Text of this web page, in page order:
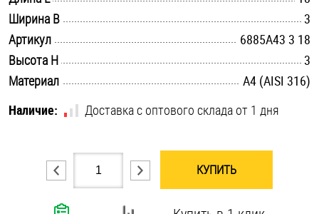
Стопорные кольца
Такелаж
Хомуты
Шайбы
Шпильки
Шплинты
Ширина B
3
Артикул
6885A43 3 18
Высота H
3
Материал
A4 (AISI 316)
Наличие:
Доставка с оптового склада от 1 дня
КУПИТЬ